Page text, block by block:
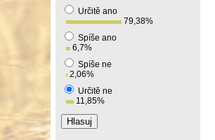
Určitě ano
79,38%
Spíše ano
6,7%
Spíše ne
2,06%
Určitě ne
11,85%